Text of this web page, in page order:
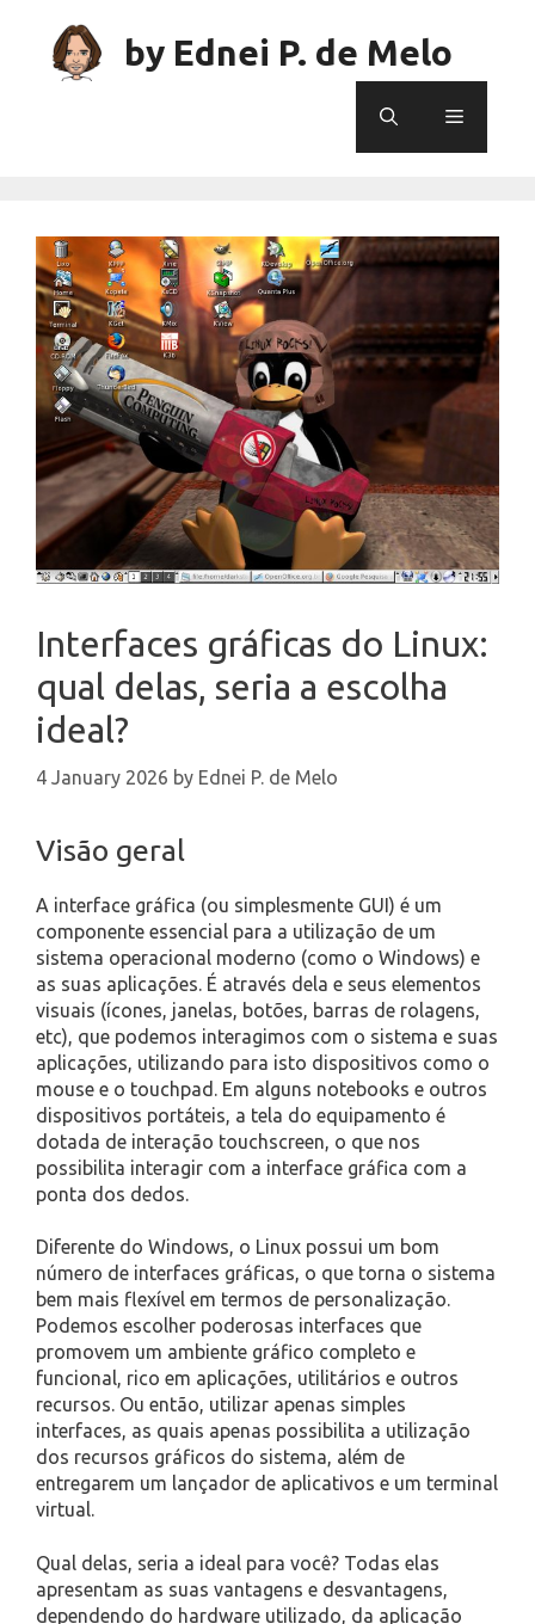
content
by Ednei P. de Melo
Menu
Interfaces gráficas do Linux:
qual delas, seria a escolha
ideal?
4 January 2026 by Ednei P. de Melo
Visão geral
A interface gráfica (ou simplesmente GUI) é um
componente essencial para a utilização de um
sistema operacional moderno (como o Windows) e
as suas aplicações. É através dela e seus elementos
visuais (ícones, janelas, botões, barras de rolagens,
etc), que podemos interagimos com o sistema e suas
aplicações, utilizando para isto dispositivos como o
mouse e o touchpad. Em alguns notebooks e outros
dispositivos portáteis, a tela do equipamento é
dotada de interação touchscreen, o que nos
possibilita interagir com a interface gráfica com a
ponta dos dedos.
Diferente do Windows, o Linux possui um bom
número de interfaces gráficas, o que torna o sistema
bem mais flexível em termos de personalização.
Podemos escolher poderosas interfaces que
promovem um ambiente gráfico completo e
funcional, rico em aplicações, utilitários e outros
recursos. Ou então, utilizar apenas simples
interfaces, as quais apenas possibilita a utilização
dos recursos gráficos do sistema, além de
entregarem um lançador de aplicativos e um terminal
virtual.
Qual delas, seria a ideal para você? Todas elas
apresentam as suas vantagens e desvantagens,
dependendo do hardware utilizado, da aplicação